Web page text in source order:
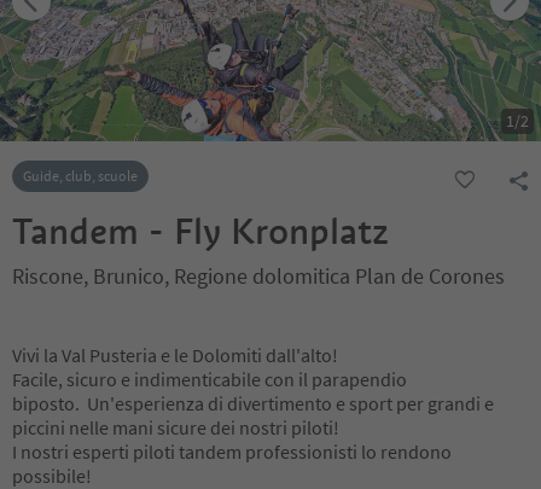
1/2
Guide, club, scuole
Tandem - Fly Kronplatz
Riscone, Brunico, Regione dolomitica Plan de Corones
Vivi la Val Pusteria e le Dolomiti dall'alto!
Facile, sicuro e indimenticabile con il parapendio
biposto. Un'esperienza di divertimento e sport per grandi e
piccini nelle mani sicure dei nostri piloti!
I nostri esperti piloti tandem professionisti lo rendono
possibile!